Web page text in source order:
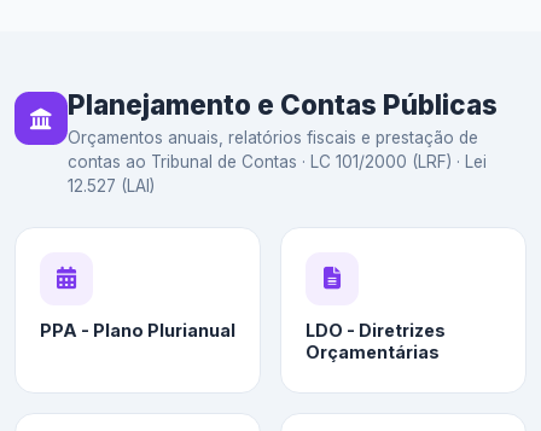
Planejamento e Contas Públicas
Orçamentos anuais, relatórios fiscais e prestação de
contas ao Tribunal de Contas · LC 101/2000 (LRF) · Lei
12.527 (LAI)
PPA - Plano Plurianual
LDO - Diretrizes
Orçamentárias